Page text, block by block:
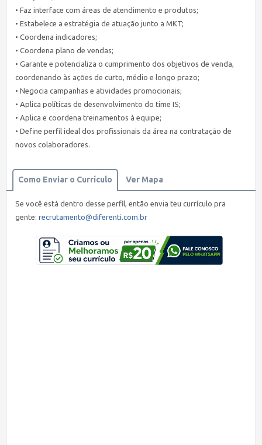
• Faz interface com áreas de atendimento e produtos;
• Estabelece a estratégia de atuação junto a MKT;
• Coordena indicadores;
• Coordena plano de vendas;
• Garante e potencializa o cumprimento dos objetivos de venda,
coordenando às ações de curto, médio e longo prazo;
• Negocia campanhas e atividades promocionais;
• Aplica políticas de desenvolvimento do time IS;
• Aplica e coordena treinamentos à equipe;
• Define perfil ideal dos profissionais da área na contratação de
novos colaboradores.
Como Enviar o Currículo Ver Mapa
Se você está dentro desse perfil, então envia teu currículo pra
gente: recrutamento@diferenti.com.br